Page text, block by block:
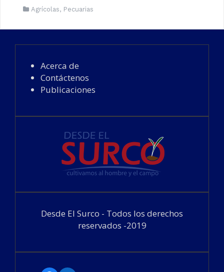
Agrícolas, Pecuarias
Acerca de
Contáctenos
Publicaciones
Desde El Surco - Todos los derechos
reservados -2019